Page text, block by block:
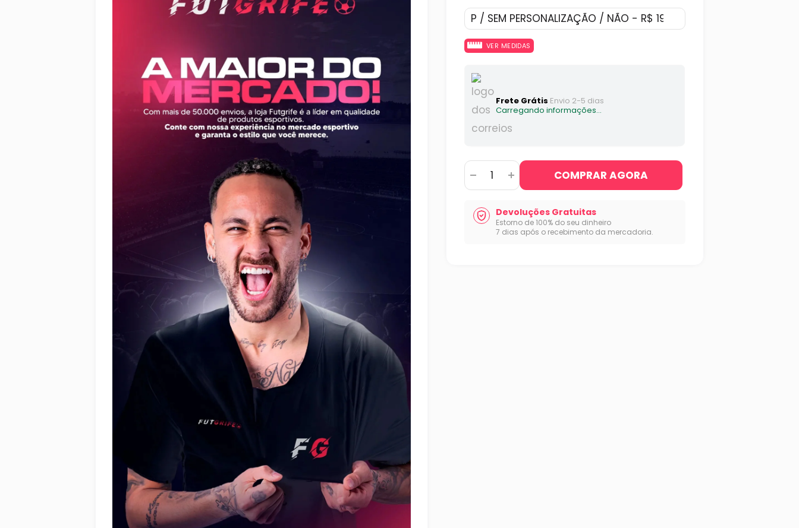
VER MEDIDAS
Frete Grátis Envio 2-5 dias
Carregando informações...
COMPRAR AGORA
Devoluções Gratuitas
Estorno de 100% do seu dinheiro
7 dias após o recebimento da mercadoria.